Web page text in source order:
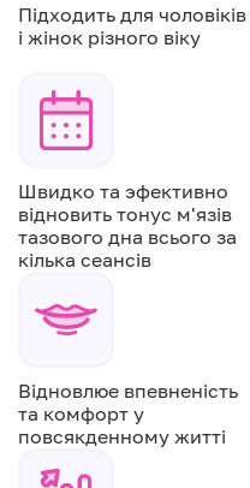
Підходить для чоловіків
і жінок різного віку
Швидко та эфективно
відновить тонус м'язів
тазового дна всього за
кілька сеансів
Відновлюе впевненість
та комфорт у
повсякденному житті